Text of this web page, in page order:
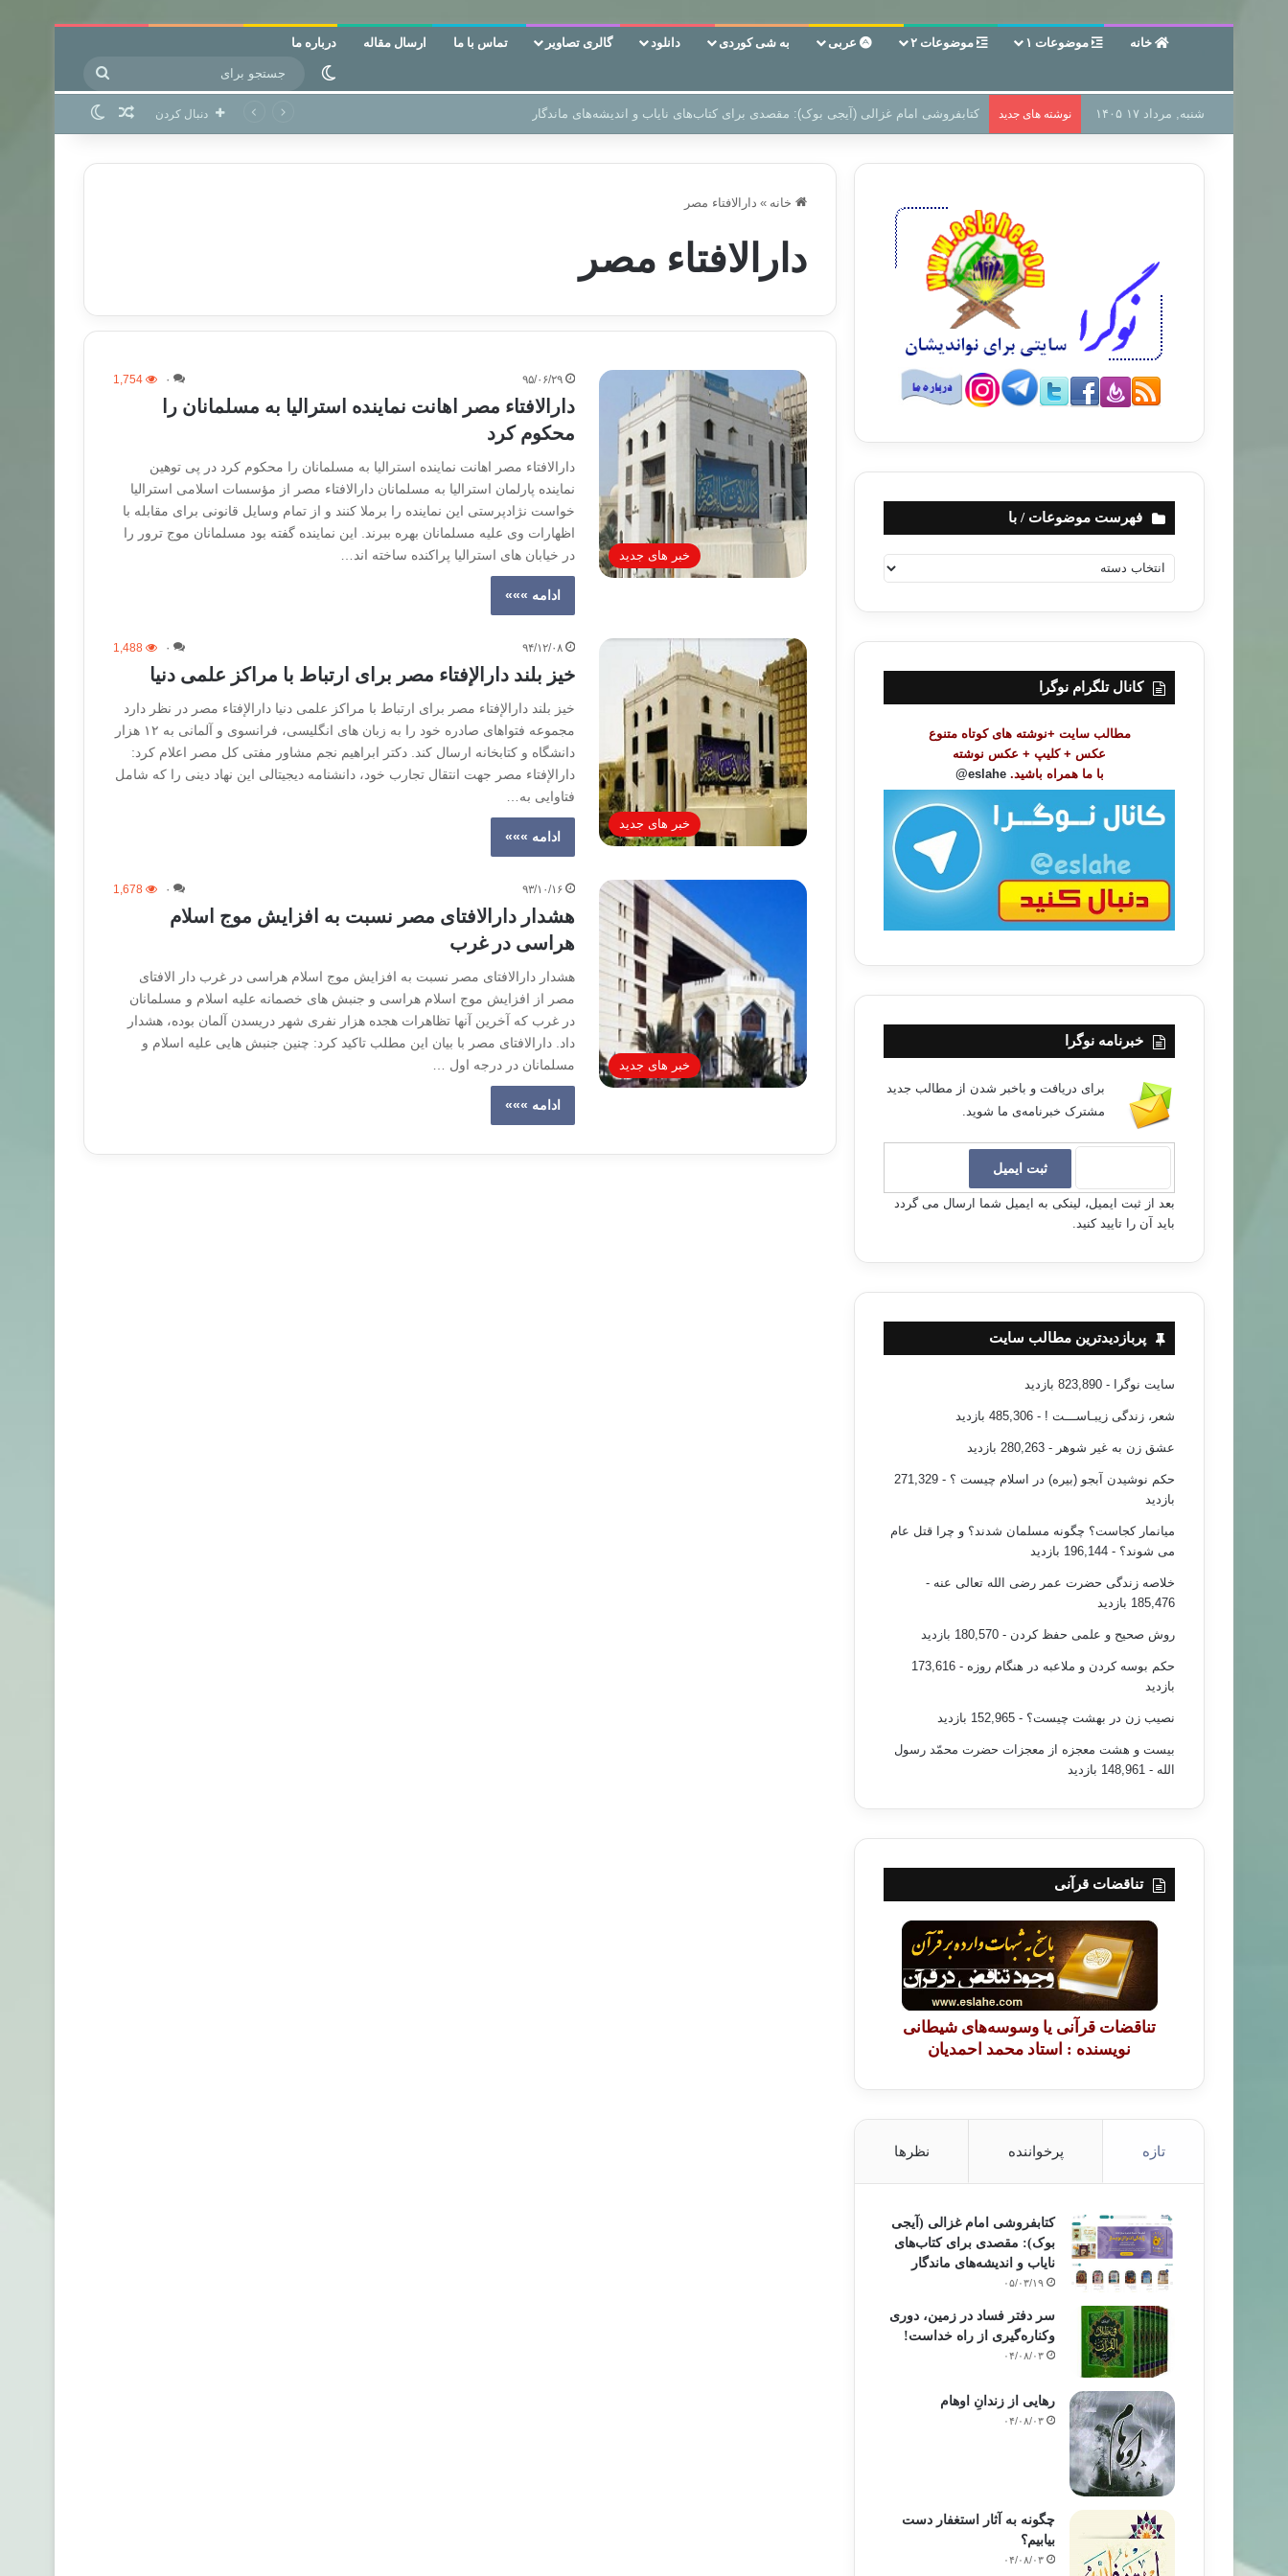
خانه موضوعات ۱ موضوعات ۲ عربی به شی کوردی دانلود گالری تصاویر تماس با ما ارسال مقاله درباره ما
تغییر پوسته
برای شنبه, مرداد ۱۷ ۱۴۰۵ نوشته های جدید سر دفتر فساد در زمین‌، دوری وکناره‌گیری از راه خداست‌! دنبال کردن نوشته تصادفی
خانه » دارالافتاء مصر
دارالافتاء مصر
خبر های جدید
۹۵/۰۶/۲۹ ۰ 1,754
دارالافتاء مصر اهانت نماینده استرالیا به مسلمانان را
محکوم کرد
دارالافتاء مصر اهانت نماینده استرالیا به مسلمانان را محکوم کرد در پی توهین
نماینده پارلمان استرالیا به مسلمانان دارالافتاء مصر از مؤسسات اسلامی استرالیا
خواست نژادپرستی این نماینده را برملا کنند و از تمام وسایل قانونی برای مقابله با
اظهارات وی علیه مسلمانان بهره ببرند. این نماینده گفته بود مسلمانان موج ترور را
در خیابان های استرالیا پراکنده ساخته اند…
ادامه »»»
خبر های جدید
۹۴/۱۲/۰۸ ۰ 1,488
خیز بلند دارالإفتاء مصر برای ارتباط با مراکز علمی دنیا
خیز بلند دارالإفتاء مصر برای ارتباط با مراکز علمی دنیا دارالإفتاء مصر در نظر دارد
مجموعه فتواهای صادره خود را به زبان های انگلیسی، فرانسوی و آلمانی به ۱۲ هزار
دانشگاه و کتابخانه ارسال کند. دکتر ابراهیم نجم مشاور مفتی کل مصر اعلام کرد:
دارالإفتاء مصر جهت انتقال تجارب خود، دانشنامه دیجیتالی این نهاد دینی را که شامل
فتاوایی به…
ادامه »»»
خبر های جدید
۹۳/۱۰/۱۶ ۰ 1,678
هشدار دارالافتای مصر نسبت به افزایش موج اسلام
هراسی در غرب
هشدار دارالافتای مصر نسبت به افزایش موج اسلام هراسی در غرب دار الافتای
مصر از افزایش موج اسلام هراسی و جنبش های خصمانه علیه اسلام و مسلمانان
در غرب که آخرین آنها تظاهرات هجده هزار نفری شهر دریسدن آلمان بوده، هشدار
داد. دارالافتای مصر با بیان این مطلب تاکید کرد: چنین جنبش هایی علیه اسلام و
مسلمانان در درجه اول …
ادامه »»»
فهرست موضوعات / با
ه
ت
ض
کانال تلگرام نوگرا
مطالب سایت +نوشته های کوتاه متنوع
عکس + کلیپ + عکس نوشته
با ما همراه باشید. eslahe@
خبرنامه نوگرا
برای دریافت و باخبر شدن از مطالب جدید
مشترک خبرنامه‌ی ما شوید.
بعد از ثبت ایمیل، لینکی به ایمیل شما ارسال می گردد
باید آن را تایید کنید.
پربازدیدترین مطالب سایت
سایت نوگرا - 823,890 بازدید
شعر، زندگی زیبـاســـت ! - 485,306 بازدید
عشق زن به غیر شوهر - 280,263 بازدید
حکم نوشیدن آبجو (بیره) در اسلام چیست ؟
- 271,329
بازدید
میانمار کجاست؟ چگونه مسلمان شدند؟ و چرا قتل عام
می شوند؟ - 196,144 بازدید
خلاصه زندگی حضرت عمر رضی الله تعالی عنه -
185,476 بازدید
روش صحیح و علمی حفظ کردن - 180,570 بازدید
حکم بوسه کردن و ملاعبه در هنگام روزه
- 173,616
بازدید
نصیب زن در بهشت چیست؟ - 152,965 بازدید
بیست و هشت معجزه از معجزات حضرت محمّد رسول
الله - 148,961 بازدید
تناقضات قرآنی
تناقضات قرآنی یا وسوسه‌های شیطانی
نویسنده : استاد محمد احمدیان
تازه پرخواننده نظرها
کتابفروشی امام غزالی (آیجی
بوک): مقصدی برای کتاب‌های
نایاب و اندیشه‌های ماندگار
۰۵/۰۳/۱۹
سر دفتر فساد در زمین‌، دوری
وکناره‌گیری از راه خداست‌!
۰۴/۰۸/۰۳
رهایی از زندانِ اوهام
۰۴/۰۸/۰۳
چگونه به آثار استغفار دست
بیابیم؟
۰۴/۰۸/۰۳